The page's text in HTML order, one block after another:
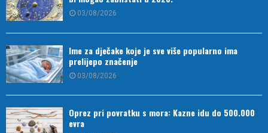
03/08/2026
Ime za dječake koje je sve više popularno ima
prelijepo značenje
03/08/2026
Oprez pri povratku s mora: Kazne idu do 500.000
evra